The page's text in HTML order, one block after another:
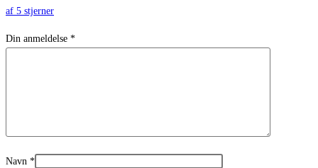
af 5 stjerner
Din anmeldelse *
Navn *